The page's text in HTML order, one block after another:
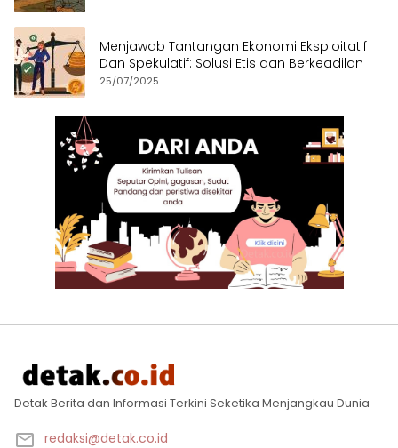
Menjawab Tantangan Ekonomi Eksploitatif
Dan Spekulatif: Solusi Etis dan Berkeadilan
25/07/2025
Detak Berita dan Informasi Terkini Seketika Menjangkau Dunia
redaksi@detak.co.id